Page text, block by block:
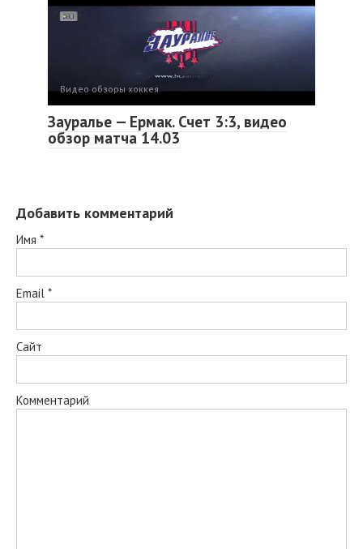
Видео обзоры хоккея
Зауралье — Ермак. Счет 3:3, видео
обзор матча 14.03
Добавить комментарий
Имя *
Email *
Сайт
Комментарий